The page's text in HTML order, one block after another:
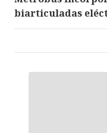
biarticuladas